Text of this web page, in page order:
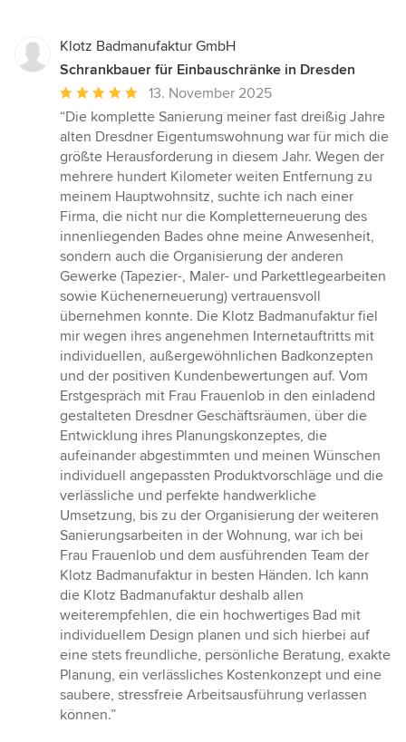
Klotz Badmanufaktur GmbH
Schrankbauer für Einbauschränke in Dresden
Durchschnittliche
Bewertung:
5
von
5
Sternen
13. November 2025
“Die komplette Sanierung meiner fast dreißig Jahre
alten Dresdner Eigentumswohnung war für mich die
größte Herausforderung in diesem Jahr. Wegen der
mehrere hundert Kilometer weiten Entfernung zu
meinem Hauptwohnsitz, suchte ich nach einer
Firma, die nicht nur die Kompletterneuerung des
innenliegenden Bades ohne meine Anwesenheit,
sondern auch die Organisierung der anderen
Gewerke (Tapezier-, Maler- und Parkettlegearbeiten
sowie Küchenerneuerung) vertrauensvoll
übernehmen konnte. Die Klotz Badmanufaktur fiel
mir wegen ihres angenehmen Internetauftritts mit
individuellen, außergewöhnlichen Badkonzepten
und der positiven Kundenbewertungen auf. Vom
Erstgespräch mit Frau Frauenlob in den einladend
gestalteten Dresdner Geschäftsräumen, über die
Entwicklung ihres Planungskonzeptes, die
aufeinander abgestimmten und meinen Wünschen
individuell angepassten Produktvorschläge und die
verlässliche und perfekte handwerkliche
Umsetzung, bis zu der Organisierung der weiteren
Sanierungsarbeiten in der Wohnung, war ich bei
Frau Frauenlob und dem ausführenden Team der
Klotz Badmanufaktur in besten Händen. Ich kann
die Klotz Badmanufaktur deshalb allen
weiterempfehlen, die ein hochwertiges Bad mit
individuellem Design planen und sich hierbei auf
eine stets freundliche, persönliche Beratung, exakte
Planung, ein verlässliches Kostenkonzept und eine
saubere, stressfreie Arbeitsausführung verlassen
können.”